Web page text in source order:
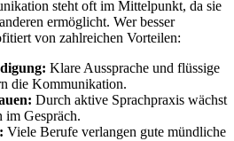
steht oft im Mittelpunkt, da sie
ermöglicht. Wer besser
von zahlreichen Vorteilen:
Klare Aussprache und flüssige
die Kommunikation.
Durch aktive Sprachpraxis wächst
im Gespräch.
Viele Berufe verlangen gute mündliche